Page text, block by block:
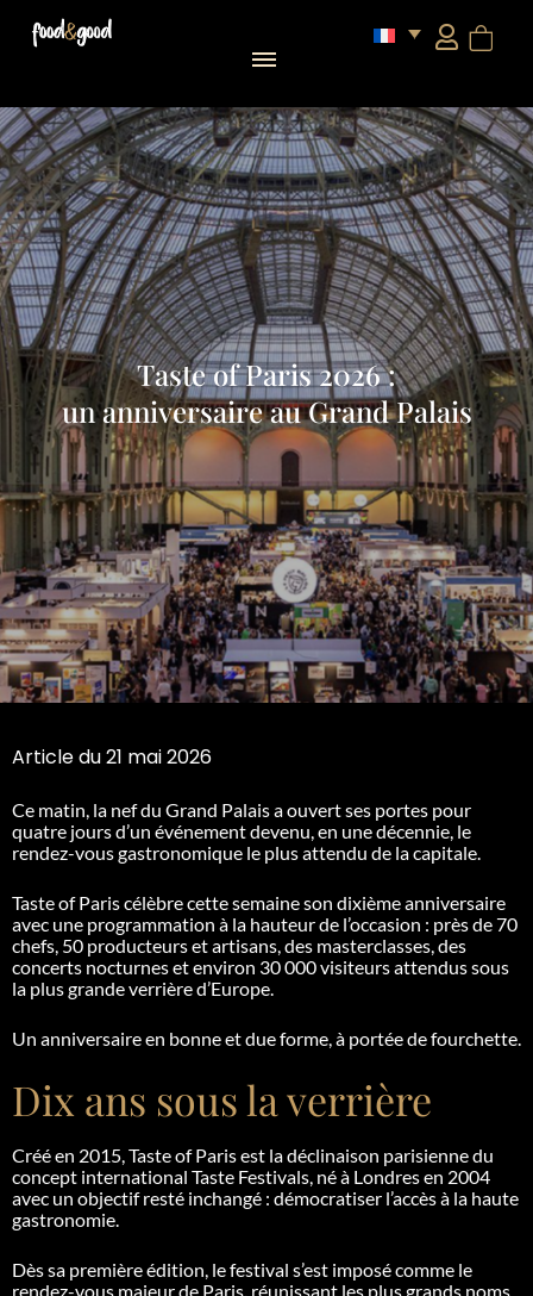
Taste of Paris 2026 :
un anniversaire au Grand Palais
Article du 21 mai 2026
Ce matin, la nef du Grand Palais a ouvert ses portes pour
quatre jours d’un événement devenu, en une décennie, le
rendez-vous gastronomique le plus attendu de la capitale.
Taste of Paris célèbre cette semaine son dixième anniversaire
avec une programmation à la hauteur de l’occasion : près de 70
chefs, 50 producteurs et artisans, des masterclasses, des
concerts nocturnes et environ 30 000 visiteurs attendus sous
la plus grande verrière d’Europe.
Un anniversaire en bonne et due forme, à portée de fourchette.
Dix ans sous la verrière
Créé en 2015, Taste of Paris est la déclinaison parisienne du
concept international Taste Festivals, né à Londres en 2004
avec un objectif resté inchangé : démocratiser l’accès à la haute
gastronomie.
Dès sa première édition, le festival s’est imposé comme le
rendez-vous majeur de Paris, réunissant les plus grands noms